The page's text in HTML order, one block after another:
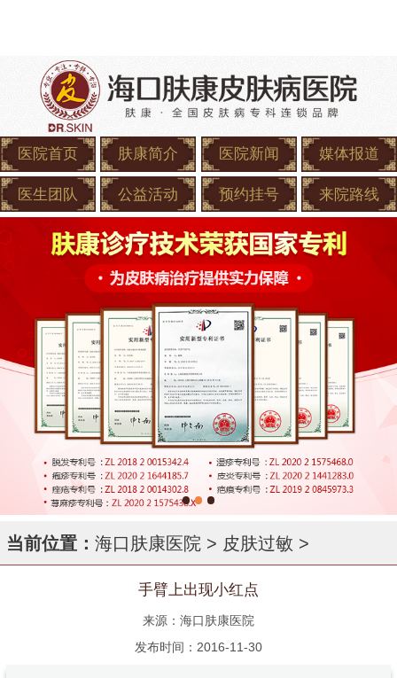
医院首页 肤康简介 医院新闻 媒体报道
医生团队 公益活动 预约挂号 来院路线
当前位置： 海口肤康医院 > 皮肤过敏 >
手臂上出现小红点
来源：海口肤康医院
发布时间：2016-11-30